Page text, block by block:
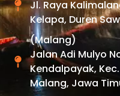
Jl. Raya
Kelapa, Duren
(Malang)
Jalan Adi Mulyo
Kendalpayak,
Malang, Jawa